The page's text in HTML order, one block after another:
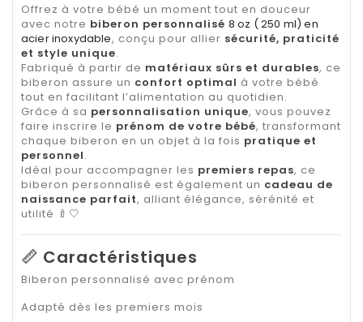
Offrez à votre bébé un moment tout en douceur
avec notre biberon personnalisé 8 oz ( 250 ml) en
acier inoxydable, conçu pour allier sécurité, praticité
et style unique.
Fabriqué à partir de matériaux sûrs et durables, ce
biberon assure un confort optimal à votre bébé
tout en facilitant l’alimentation au quotidien.
Grâce à sa personnalisation unique, vous pouvez
faire inscrire le prénom de votre bébé, transformant
chaque biberon en un objet à la fois pratique et
personnel.
Idéal pour accompagner les premiers repas, ce
biberon personnalisé est également un cadeau de
naissance parfait, alliant élégance, sérénité et
utilité 🍼🤍
📏 Caractéristiques
Biberon personnalisé avec prénom
Adapté dès les premiers mois